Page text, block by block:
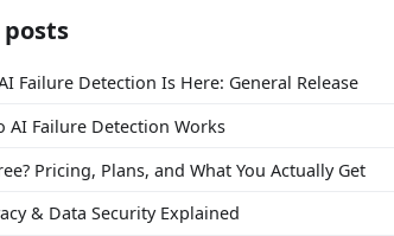
posts
Failure Detection Is Here: General Release
AI Failure Detection Works
Pricing, Plans, and What You Actually Get
& Data Security Explained